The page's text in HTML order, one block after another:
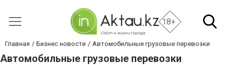
18+
Главная Бизнес новости Автомобильные грузовые перевозки
Автомобильные грузовые перевозки